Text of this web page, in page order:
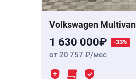
Volkswagen Multivan
1 630 000 -33%
от 20 757 /мес